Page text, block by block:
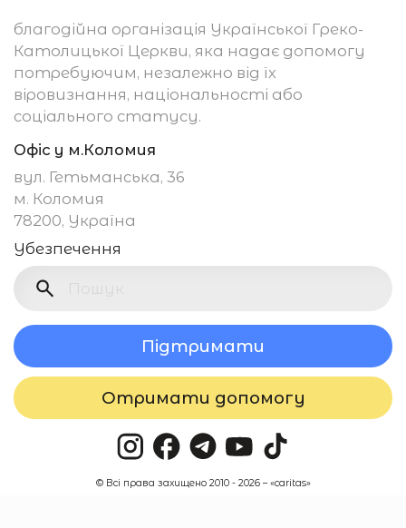
благодійна організація Української Греко-
Католицької Церкви, яка надає допомогу
потребуючим, незалежно від їх
віровизнання, національності або
соціального статусу.
Офіс у м.Коломия
вул. Гетьманська, 36
м. Коломия
78200, Україна
Убезпечення
Підтримати
Отримати допомогу
© Всі права захищено 2010 - 2026 – «caritas»